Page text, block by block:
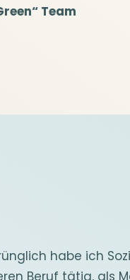
Team
habe ich
Beruf tätig, als